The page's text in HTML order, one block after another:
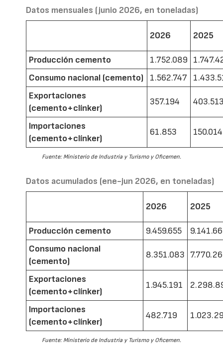
Datos mensuales (junio 2026, en toneladas)
2026 2025
Producción cemento 1.752.089
Consumo nacional (cemento)
1.562.747
Exportaciones
(cemento+clínker)
357.194
Importaciones
(cemento+clínker)
61.853 150.014
Fuente: Ministerio de Industria y Turismo y Oficemen.
Datos acumulados (ene-jun 2026, en toneladas)
2026 2025
Producción cemento 9.459.655
Consumo nacional
(cemento)
8.351.083
Exportaciones
(cemento+clínker)
1.945.191
Importaciones
(cemento+clínker)
482.719
Fuente: Ministerio de Industria y Turismo y Oficemen.